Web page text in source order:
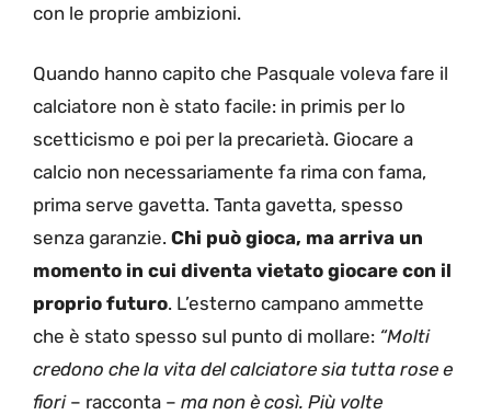
con le proprie ambizioni.
Quando hanno capito che Pasquale voleva fare il
calciatore non è stato facile: in primis per lo
scetticismo e poi per la precarietà. Giocare a
calcio non necessariamente fa rima con fama,
prima serve gavetta. Tanta gavetta, spesso
senza garanzie. Chi può gioca, ma arriva un
momento in cui diventa vietato giocare con il
proprio futuro. L’esterno campano ammette
che è stato spesso sul punto di mollare: “Molti
credono che la vita del calciatore sia tutta rose e
fiori – racconta – ma non è così. Più volte